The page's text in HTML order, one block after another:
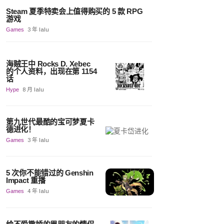
Steam 夏季特卖会上值得购买的 5 款 RPG
游戏
Games 3 年 lalu
海贼王中 Rocks D. Xebec
的个人资料，出现在第 1154
话
Hype 8 月 lalu
第九世代最酷的宝可梦夏卡
德进化！
Games 3 年 lalu
5 次你不能错过的 Genshin
Impact 重播
Games 4 年 lalu